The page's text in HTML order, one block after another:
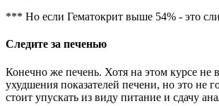
*** Но если Гематокрит выше 54% - это
Следите за печенью
Конечно же печень. Хотя на этом курсе не
ухудшения показателей печени, но это не
стоит упускать из виду питание и сдачу